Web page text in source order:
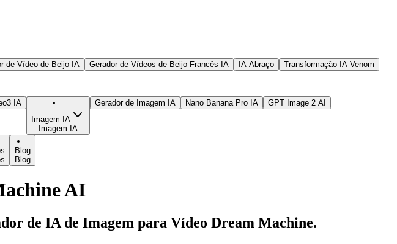
de Vídeo de Beijo IA Gerador de Vídeos de Beijo Francês IA IA Abraço Transformação IA Venom
IA
Imagem IA
Imagem IA
Gerador de Imagem IA Nano Banana Pro IA GPT Image 2 AI
Blog
Blog
AI
de IA de Imagem para Vídeo Dream Machine.